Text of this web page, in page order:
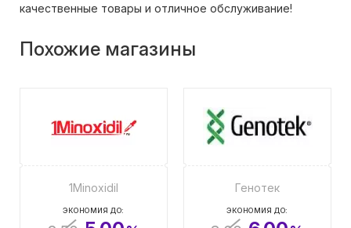
качественные товары и отличное обслуживание!
Похожие магазины
1Minoxidil
ЭКОНОМИЯ ДО:
Генотек
ЭКОНОМИЯ ДО: